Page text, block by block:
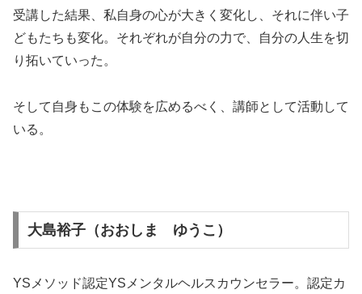
受講した結果、私自身の心が大きく変化し、それに伴い子
どもたちも変化。それぞれが自分の力で、自分の人生を切
り拓いていった。
そして自身もこの体験を広めるべく、講師として活動して
いる。
大島裕子（おおしま ゆうこ）
YSメソッド認定YSメンタルヘルスカウンセラー。認定カ